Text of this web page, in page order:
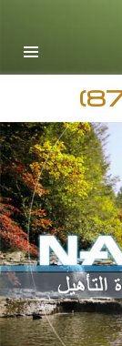
المناطق / اللغات